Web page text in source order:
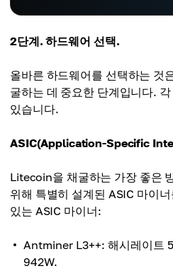
2단계. 하드웨어 선택.
올바른 하드웨어를 선택하는 것
굴하는 데 중요한 단계입니다.
있습니다.
ASIC(Application-Specific
Litecoin을 채굴하는 가장 좋은
위해 특별히 설계된 ASIC 마이
있는 ASIC 마이너:
Antminer L3++: 해시레이트
942W.